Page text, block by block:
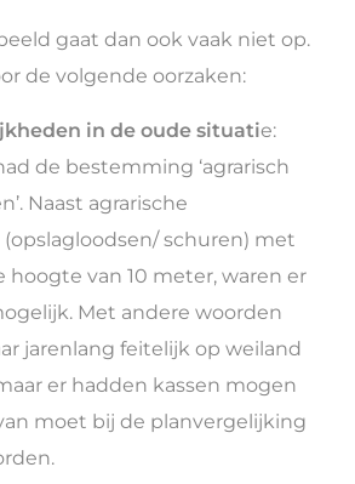
gaat dan ook vaak niet op.
de volgende oorzaken:
in de oude situatie:
de bestemming ‘agrarisch
Naast agrarische
schuren) met
hoogte van 10 meter, waren er
Met andere woorden
jarenlang feitelijk op weiland
er hadden kassen mogen
moet bij de planvergelijking